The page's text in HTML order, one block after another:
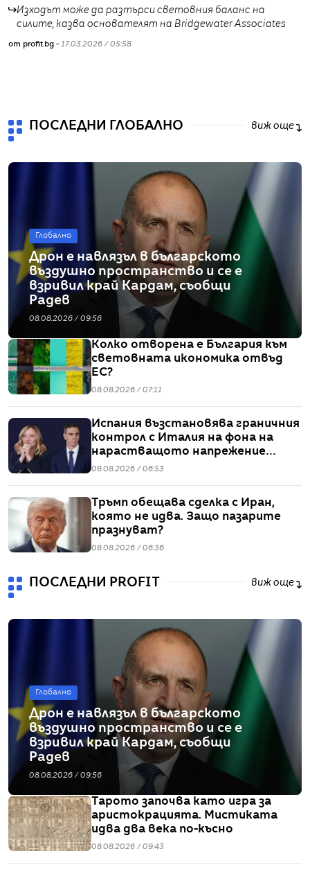
Изходът може да разтърси световния баланс на
силите, казва основателят на Bridgewater Associates
от profit.bg - 17.03.2026 / 05:58
ПОСЛЕДНИ ГЛОБАЛНО виж още
Глобално
Дрон е навлязъл в българското
въздушно пространство и се е
взривил край Кардам, съобщи
Радев
08.08.2026 / 09:56
Колко отворена е България към
световната икономика отвъд
ЕС?
08.08.2026 / 07:11
Испания възстановява граничния
контрол с Италия на фона на
нарастващото напрежение
заради мигрантите
08.08.2026 / 06:53
Тръмп обещава сделка с Иран,
която не идва. Защо пазарите
празнуват?
08.08.2026 / 06:36
ПОСЛЕДНИ PROFIT виж още
Глобално
Дрон е навлязъл в българското
въздушно пространство и се е
взривил край Кардам, съобщи
Радев
08.08.2026 / 09:56
Тарото започва като игра за
аристокрацията. Мистиката
идва два века по-късно
08.08.2026 / 09:43